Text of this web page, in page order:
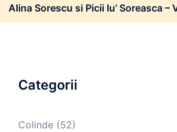
Alina Sorescu si Picii lu’ Soreasca –
Categorii
Colinde (52)